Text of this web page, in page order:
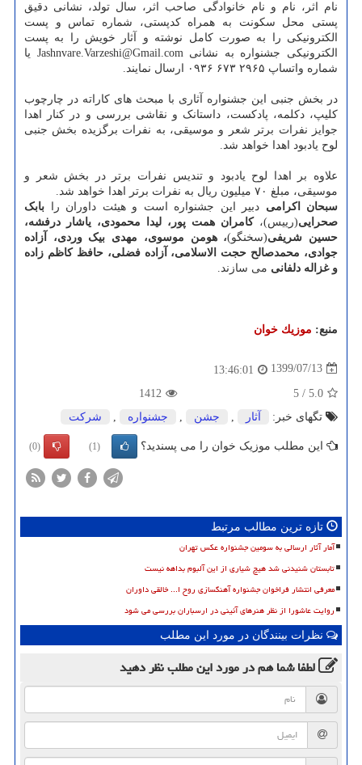
نام اثر، نام و نام خانوادگی صاحب اثر، سال تولد، نشانی دقیق
پستی محل سکونت به همراه کدپستی، شماره تماس و پست
الکترونیکی را به صورت کامل نوشته و آثار خویش را به پست
الکترونیکی جشنواره به نشانی Jashnvare.Varzeshi@Gmail.com یا
شماره واتساپ ۲۹۶۵ ۶۷۳ ۰۹۳۶ ارسال نمایند.
در بخش جنبی این جشنواره آثاری با مبحث های کاراته در چارچوب
کلیپ، دکلمه، پادکست، داستانک و نقاشی بررسی و در کنار اهدا
جوایز نفرات برتر شعر و موسیقی، به نفرات برگزیده بخش جنبی
لوح یادبود اهدا خواهد شد.
علاوه بر اهدا لوح یادبود و تندیس نفرات برتر در بخش شعر و
موسیقی، مبلغ ۷۰ میلیون ریال به نفرات برتر اهدا خواهد شد.
سبحان اکرامی دبیر این جشنواره است و هیئت داوران را بابک
صحرایی(رییس)،کامران همت پور، لیدا محمودی، یاشار درفشه،
حسین شریفی(سخنگو)، هومن موسوی، مهدی بیک وردی، آزاده
جوادی، محمدصالح حجت الاسلامی، آزاده فضلی، حافظ کاظم زاده
و غزاله دلفانی می سازند.
منبع: موزیك خوان
1399/07/13
13:46:01
5.0
/
5
1412
تگهای خبر:
آثار جشن جشنواره شركت
این مطلب موزیک خوان را می پسندید؟ (1)
(0)
تازه ترین مطالب مرتبط
آمار آثار ارسالی به سومین جشنواره عکس تهران
تابستان شنیدنی شد هیچ شیاری از این آلبوم بداهه نیست
معرفی انتشار فراخوان جشنواره آهنگسازی روح ا... خالقی داوران
روایت عاشورا از نظر هنرهای آئینی در ارسباران بررسی می شود
نظرات بینندگان در مورد این مطلب
لطفا شما همدر مورد این مطلبنظر دهید